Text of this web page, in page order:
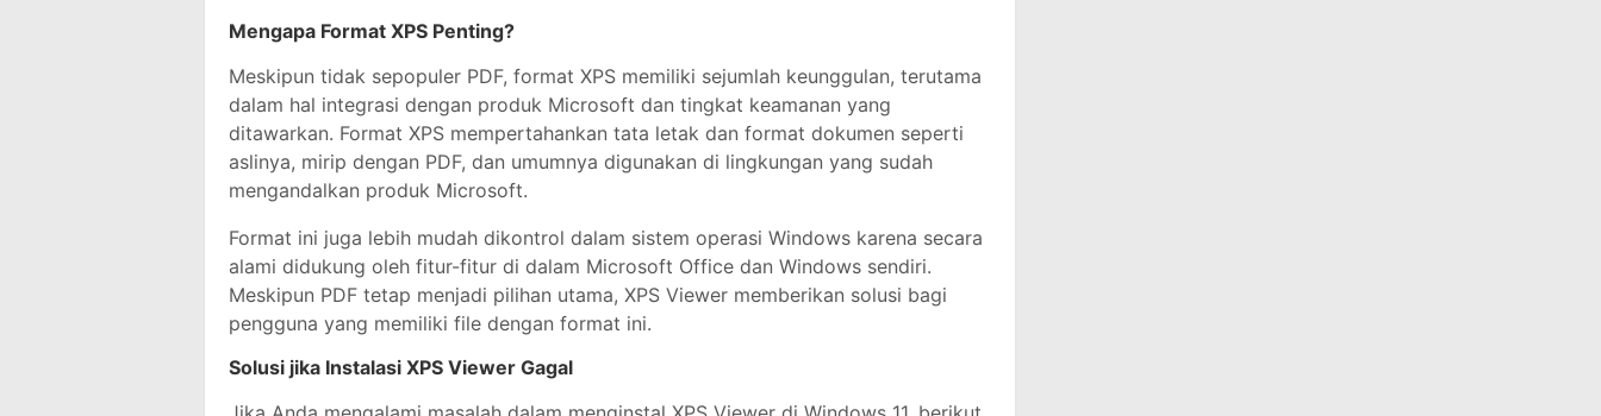
Mengapa Format XPS Penting?
Meskipun tidak sepopuler PDF, format XPS memiliki sejumlah keunggulan, terutama
dalam hal integrasi dengan produk Microsoft dan tingkat keamanan yang
ditawarkan. Format XPS mempertahankan tata letak dan format dokumen seperti
aslinya, mirip dengan PDF, dan umumnya digunakan di lingkungan yang sudah
mengandalkan produk Microsoft.
Format ini juga lebih mudah dikontrol dalam sistem operasi Windows karena secara
alami didukung oleh fitur-fitur di dalam Microsoft Office dan Windows sendiri.
Meskipun PDF tetap menjadi pilihan utama, XPS Viewer memberikan solusi bagi
pengguna yang memiliki file dengan format ini.
Solusi jika Instalasi XPS Viewer Gagal